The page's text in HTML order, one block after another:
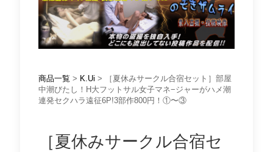
商品一覧 > K.Ui > ［夏休みサークル合宿セット］部屋
中潮びたし！H大フットサル女子マネ−ジャーがハメ潮
連発セクハラ遠征6P!3部作800円！①〜③
［夏休みサークル合宿セ